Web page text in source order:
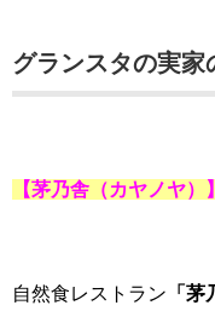
グランスタの実家
【茅乃舎 （カヤノヤ） 】
自然食レストラン 「茅